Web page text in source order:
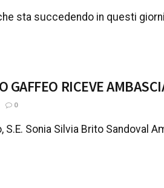
sta succedendo in questi
GAFFEO RICEVE
0
S.E. Sonia Silvia Brito Sandoval